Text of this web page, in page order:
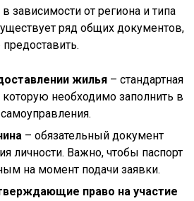
зависимости от региона и типа
ряд общих документов,
жилья – стандартная
необходимо заполнить в
– обязательный документ
личности. Важно, чтобы паспорт
на момент подачи заявки.
право на участие